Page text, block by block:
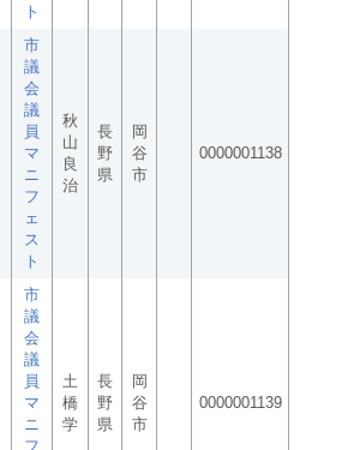
ト
市
議
会
議
員
マ
ニ
フ
ェ
ス
ト
秋
山
良
治
長
野
県
岡
谷
市
0000001138
市
議
会
議
員
マ
ニ
フ
土
橋
学
長
野
県
岡
谷
市
0000001139